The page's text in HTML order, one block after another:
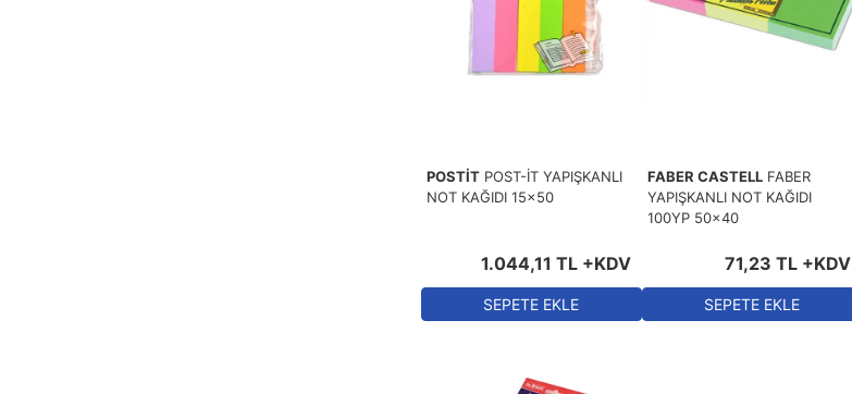
POSTİT POST-İT YAPIŞKANLI
NOT KAĞIDI 15x50
1.044,11 TL+KDV
SEPETE EKLE
FABER CASTELL FABER
YAPIŞKANLI NOT KAĞIDI
100YP 50x40
71,23 TL +KDV
SEPETE EKLE